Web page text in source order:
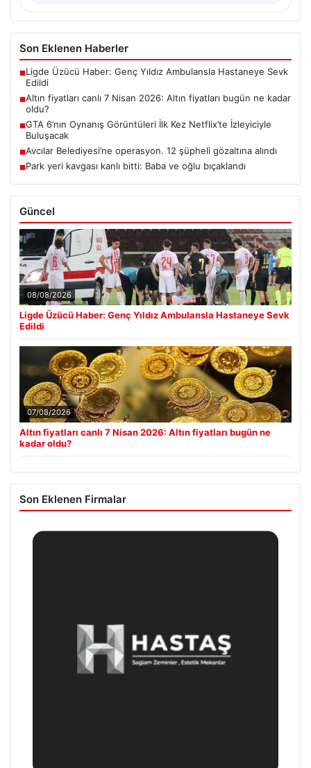
Son Eklenen Haberler
■Ligde Üzücü Haber: Genç Yıldız Ambulansla Hastaneye Sevk
Edildi
■Altın fiyatları canlı 7 Nisan 2026: Altın fiyatları bugün ne kadar
oldu?
■GTA 6’nın Oynanış Görüntüleri İlk Kez Netflix’te İzleyiciyle
Buluşacak
■Avcılar Belediyesi’ne operasyon. 12 şüpheli gözaltına alındı
■Park yeri kavgası kanlı bitti: Baba ve oğlu bıçaklandı
Güncel
08/08/2026
Ligde Üzücü Haber: Genç Yıldız Ambulansla Hastaneye Sevk
Edildi
07/08/2026
Altın fiyatları canlı 7 Nisan 2026: Altın fiyatları bugün ne
kadar oldu?
Son Eklenen Firmalar